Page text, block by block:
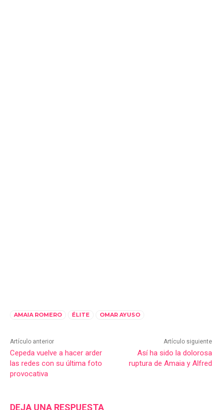
AMAIA ROMERO ÉLITE OMAR AYUSO
Artículo anterior
Cepeda vuelve a hacer arder
las redes con su última foto
provocativa
Artículo siguiente
Así ha sido la dolorosa
ruptura de Amaia y Alfred
DEJA UNA RESPUESTA